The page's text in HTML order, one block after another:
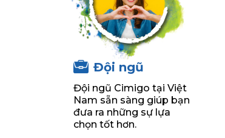
Đội ngũ
Đội ngũ Cimigo tại Việt
Nam sẵn sàng giúp bạn
đưa ra những sự lựa
chọn tốt hơn.